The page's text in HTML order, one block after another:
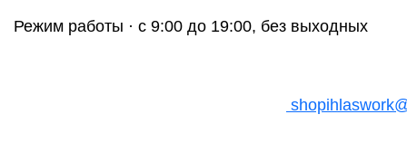
Режим работы · с 9:00 до 19:00, без выходных